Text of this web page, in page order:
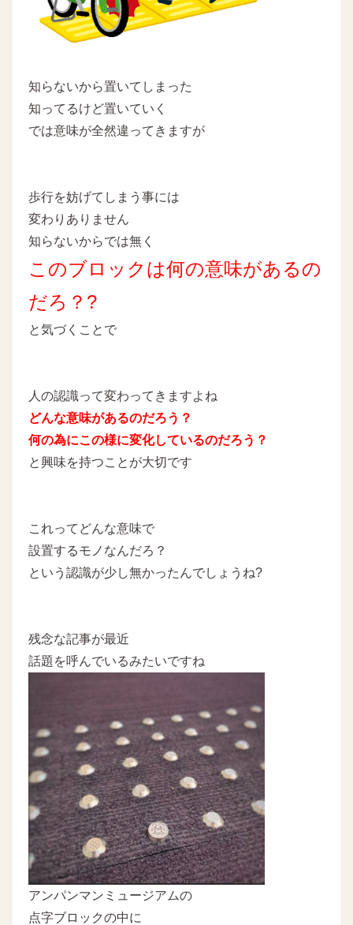
知らないから置いてしまった
知ってるけど置いていく
では意味が全然違ってきますが
歩行を妨げてしまう事には
変わりありません
知らないからでは無く
このブロックは何の意味があるの
だろ？?
と気づくことで
人の認識って変わってきますよね
どんな意味があるのだろう？
何の為にこの様に変化しているのだろう？
と興味を持つことが大切です
これってどんな意味で
設置するモノなんだろ？
という認識が少し無かったんでしょうね?
残念な記事が最近
話題を呼んでいるみたいですね
アンパンマンミュージアムの
点字ブロックの中に